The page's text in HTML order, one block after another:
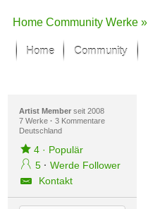
Home Community Werke »
Home Community
Artist Memberseit 2008
7 Werke · 3 Kommentare
Deutschland
4· Populär
5 · Werde Follower
Kontakt